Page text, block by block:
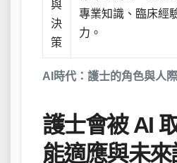
AI時代：護士的角色與人
與
決
策
專業知識、臨床經
力。
護士會被 AI
能適應與未來